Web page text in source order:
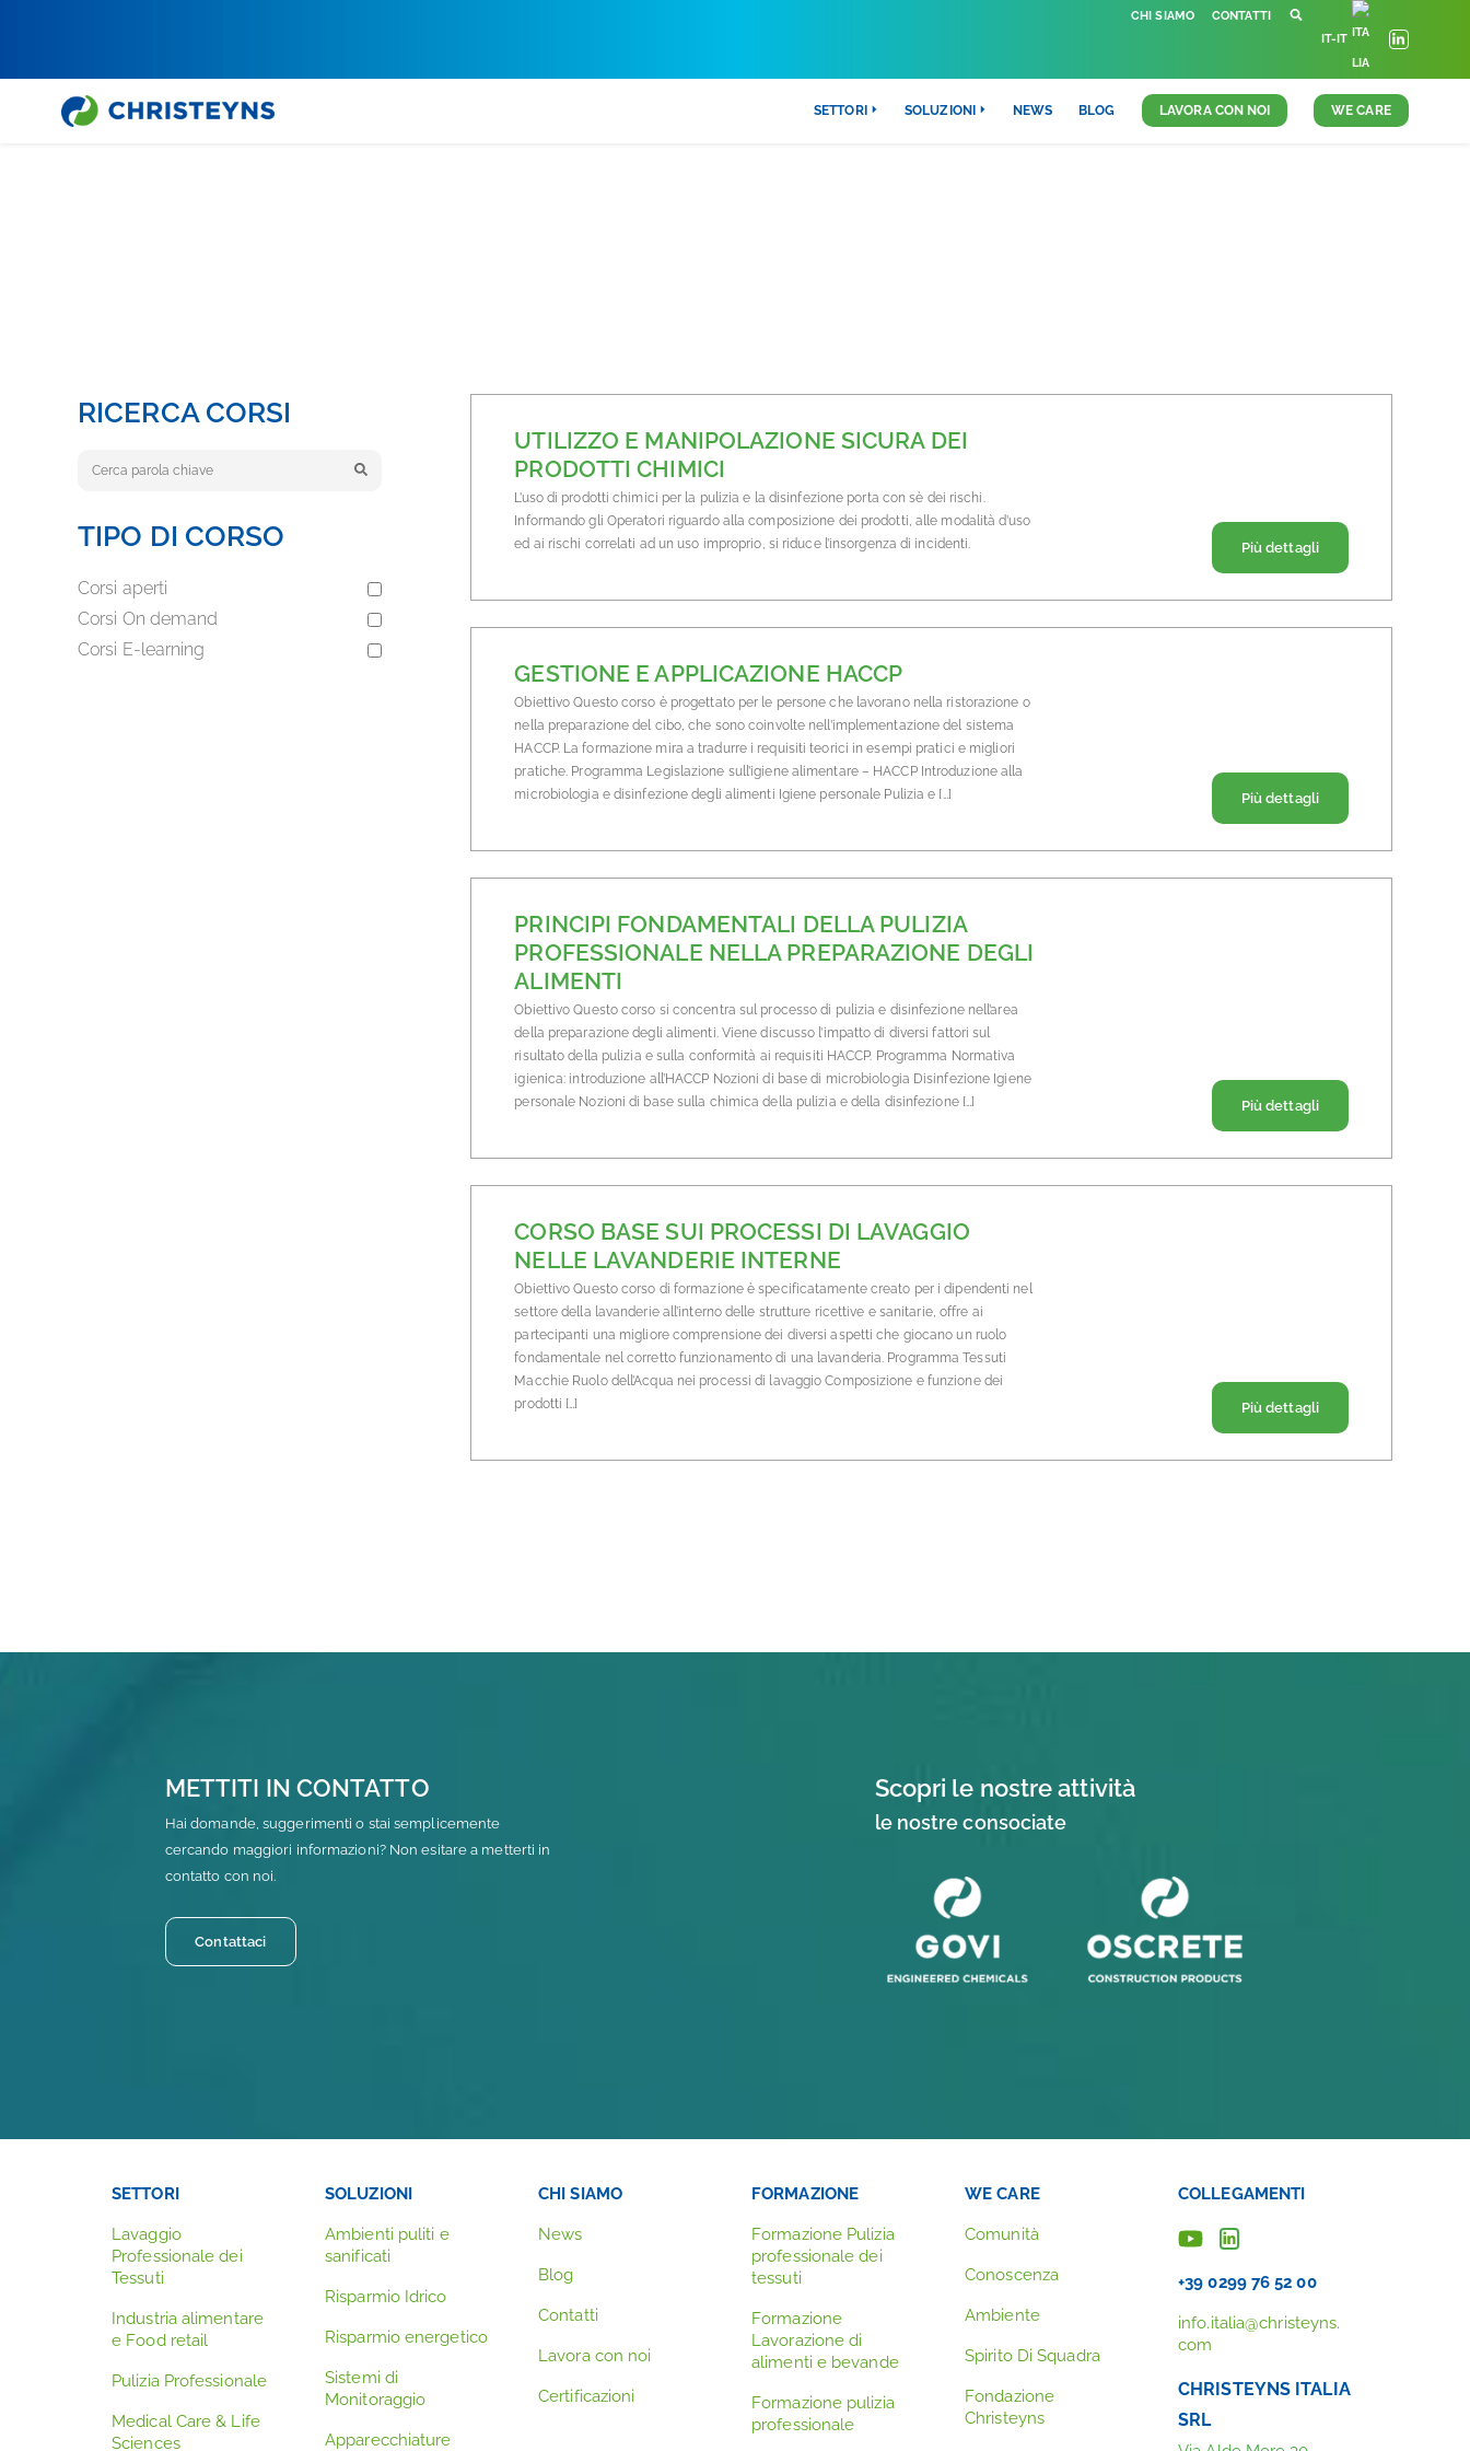
CHI SIAMO
CONTATTI
IT-IT
SETTORI SOLUZIONI NEWS BLOG LAVORA CON NOI WE CARE
RICERCA CORSI
Keyword search
TIPO DI CORSO
Corsi aperti
Corsi On demand
Corsi E-learning
UTILIZZO E MANIPOLAZIONE SICURA DEI
PRODOTTI CHIMICI
L’uso di prodotti chimici per la pulizia e la disinfezione porta con sè dei rischi.
Informando gli Operatori riguardo alla composizione dei prodotti, alle modalità d’uso
ed ai rischi correlati ad un uso improprio, si riduce l’insorgenza di incidenti.
Più dettagliRiguardo a…
GESTIONE E APPLICAZIONE HACCP
Obiettivo Questo corso è progettato per le persone che lavorano nella ristorazione o
nella preparazione del cibo, che sono coinvolte nell’implementazione del sistema
HACCP. La formazione mira a tradurre i requisiti teorici in esempi pratici e migliori
pratiche. Programma Legislazione sull’igiene alimentare – HACCP Introduzione alla
microbiologia e disinfezione degli alimenti Igiene personale Pulizia e […]
Più dettagliRiguardo a…
PRINCIPI FONDAMENTALI DELLA PULIZIA
PROFESSIONALE NELLA PREPARAZIONE DEGLI
ALIMENTI
Obiettivo Questo corso si concentra sul processo di pulizia e disinfezione nell’area
della preparazione degli alimenti. Viene discusso l’impatto di diversi fattori sul
risultato della pulizia e sulla conformità ai requisiti HACCP. Programma Normativa
igienica: introduzione all’HACCP Nozioni di base di microbiologia Disinfezione Igiene
personale Nozioni di base sulla chimica della pulizia e della disinfezione […]
Più dettagliRiguardo a… PRINCIPI
CORSO BASE SUI PROCESSI DI LAVAGGIO
NELLE LAVANDERIE INTERNE
Obiettivo Questo corso di formazione è specificatamente creato per i dipendenti nel
settore della lavanderie all’interno delle strutture ricettive e sanitarie, offre ai
partecipanti una migliore comprensione dei diversi aspetti che giocano un ruolo
fondamentale nel corretto funzionamento di una lavanderia. Programma Tessuti
Macchie Ruolo dell’Acqua nei processi di lavaggio Composizione e funzione dei
prodotti […]
Più dettagliRiguardo a… CORSO
METTITI IN CONTATTO
Hai domande, suggerimenti o stai semplicemente
cercando maggiori informazioni? Non esitare a metterti in
contatto con noi.
Contattaci
Scopri le nostre attività
le nostre consociate
SETTORI
Lavaggio
Professionale dei
Tessuti
Industria alimentare
e Food retail
Pulizia Professionale
Medical Care & Life
Sciences
SOLUZIONI
Ambienti puliti e
sanificati
Risparmio Idrico
Risparmio energetico
Sistemi di
Monitoraggio
Apparecchiature
CHI SIAMO
News
Blog
Contatti
Lavora con noi
Certificazioni
FORMAZIONE
Formazione Pulizia
professionale dei
tessuti
Formazione
Lavorazione di
alimenti e bevande
Formazione pulizia
professionale
WE CARE
Comunità
Conoscenza
Ambiente
Spirito Di Squadra
Fondazione
Christeyns
COLLEGAMENTI
+39 0299 76 52 00
info.italia@christeyns.
com
CHRISTEYNS ITALIA
SRL